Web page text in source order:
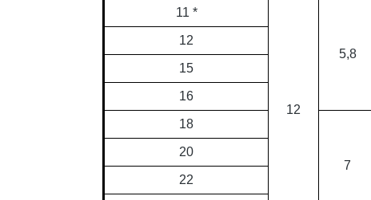
11 *
12
5,8
12
15
16
18
7
20
22